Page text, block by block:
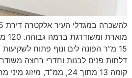
15 מ”ר הפונה לים ונוף פתוח
דלתות פנים לבנות וחדרי רחצה